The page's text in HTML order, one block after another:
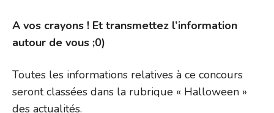
A vos crayons ! Et transmettez l’information
autour de vous ;0)
Toutes les informations relatives à ce concours
seront classées dans la rubrique « Halloween »
des actualités.